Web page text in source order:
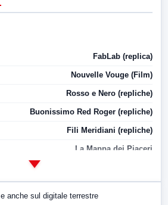
FabLab (replica)
Nouvelle Vouge (Film)
Rosso e Nero (repliche)
Buonissimo Red Roger (repliche)
Fili Meridiani (repliche)
La Mappa dei Piaceri
e anche sul digitale terrestre